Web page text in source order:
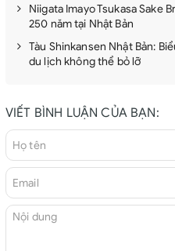
Niigata Imayo Tsukasa Sake
250 năm tại Nhật Bản
Tàu Shinkansen Nhật Bản:
du lịch không thể bỏ lỡ
VIẾT BÌNH LUẬN CỦA BẠN: